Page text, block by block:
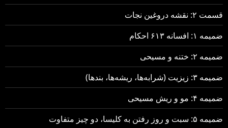
قسمت ۲: نقشه دروغین نجات
ضمیمه ۱: افسانه ۶۱۳ احکام
ضمیمه ۲: ختنه و مسیحی
ضمیمه ۳: زیزیت (شرابه‌ها، ریشه‌ها، بندها)
ضمیمه ۴: مو و ریش مسیحی
ضمیمه ۵: سبت و روز رفتن به کلیسا، دو چیز متفاوت